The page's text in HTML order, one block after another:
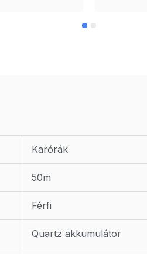
Karórák
50m
Férfi
Quartz akkumulátor